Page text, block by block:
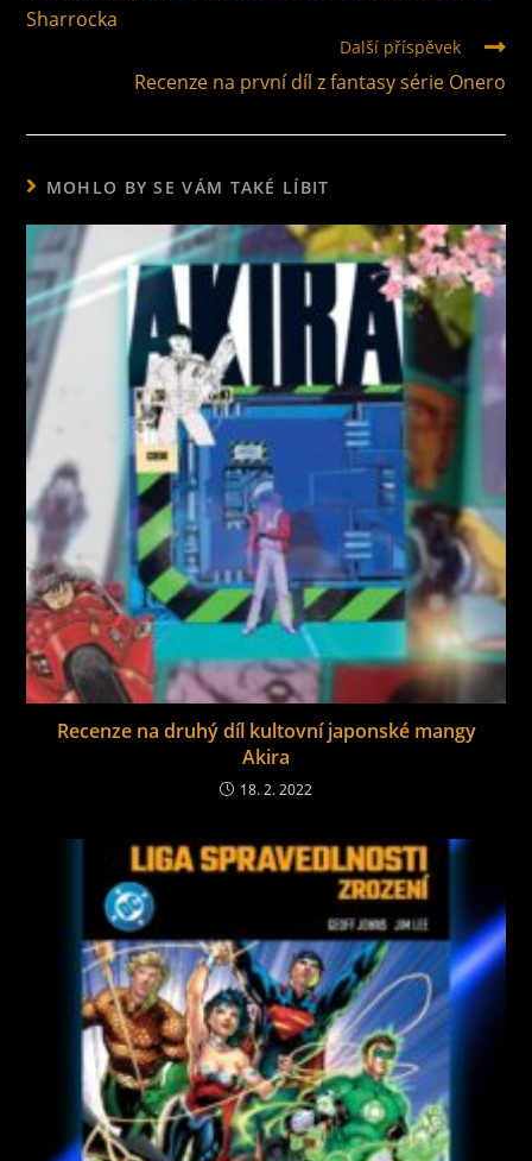
Sharrocka
Další příspěvek
Recenze na první díl z fantasy série Onero
MOHLO BY SE VÁM TAKÉ LÍBIT
Recenze na druhý díl kultovní japonské mangy
Akira
18. 2. 2022